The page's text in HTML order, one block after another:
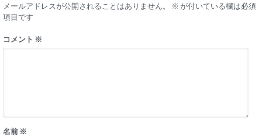
メールアドレスが公開されることはありません。 ※ が付いている欄は必須
項目です
コメント ※
名前 ※